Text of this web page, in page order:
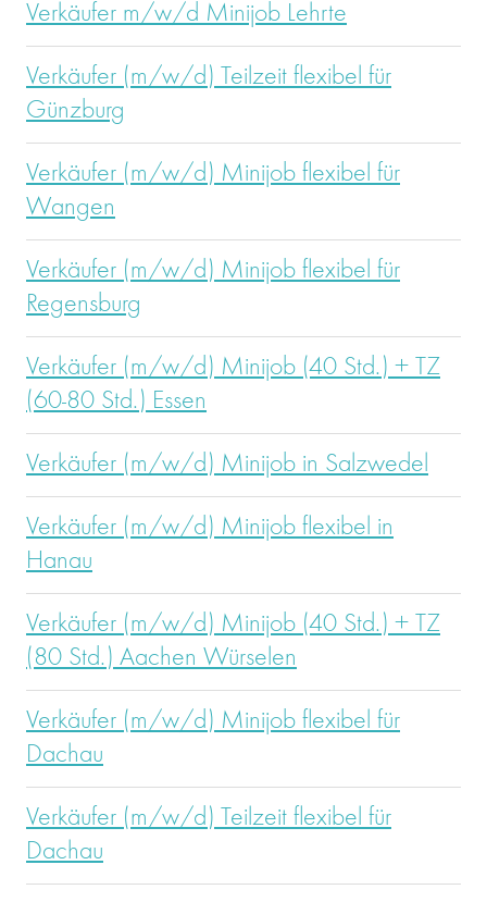
Verkäufer m/w/d Minijob Lehrte
Verkäufer (m/w/d) Teilzeit flexibel für
Günzburg
Verkäufer (m/w/d) Minijob flexibel für
Wangen
Verkäufer (m/w/d) Minijob flexibel für
Regensburg
Verkäufer (m/w/d) Minijob (40 Std.) + TZ
(60-80 Std.) Essen
Verkäufer (m/w/d) Minijob in Salzwedel
Verkäufer (m/w/d) Minijob flexibel in
Hanau
Verkäufer (m/w/d) Minijob (40 Std.) + TZ
(80 Std.) Aachen Würselen
Verkäufer (m/w/d) Minijob flexibel für
Dachau
Verkäufer (m/w/d) Teilzeit flexibel für
Dachau